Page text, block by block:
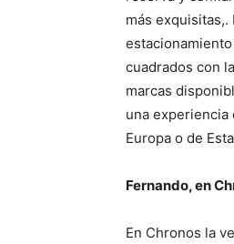
más exquisitas,.
cuadrados con
marcas
una experiencia
Europa o de
Fernando, en
En Chronos la